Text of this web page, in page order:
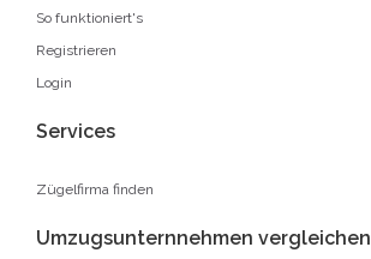
So funktioniert's
Registrieren
Login
Services
Zügelfirma finden
Umzugsunternnehmen vergleichen